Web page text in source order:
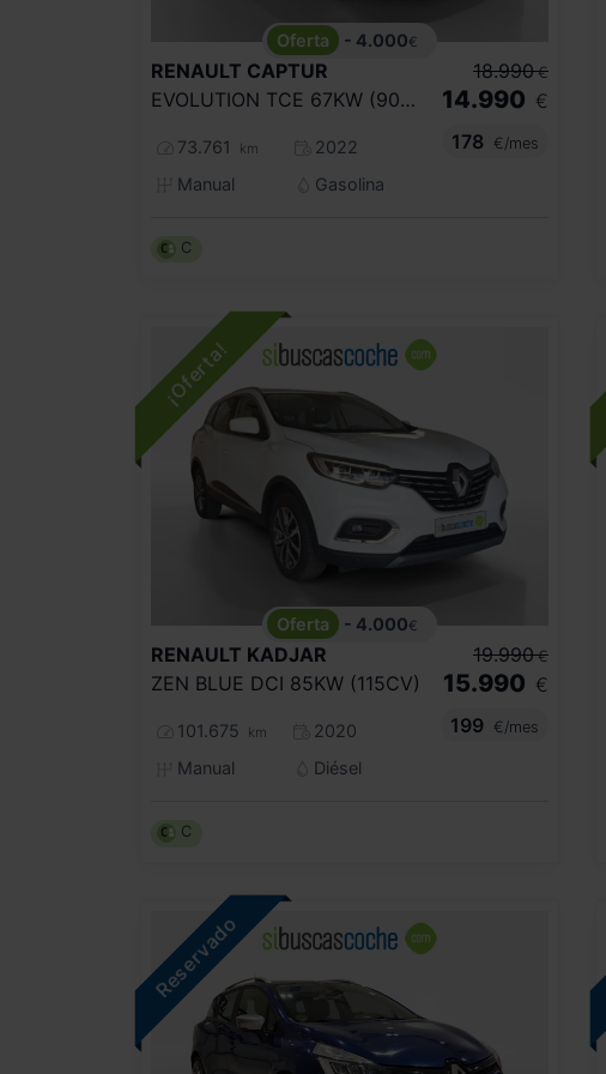
- 4.000€
RENAULT CAPTUR
EVOLUTION TCE 67KW (90CV)
73.761 km
2022
Manual
Gasolina
18.990 €
14.990 €
178
€/mes
C
- 4.000€
RENAULT KADJAR
ZEN BLUE DCI 85KW (115CV)
101.675 km
2020
Manual
Diésel
19.990 €
15.990 €
199
€/mes
C